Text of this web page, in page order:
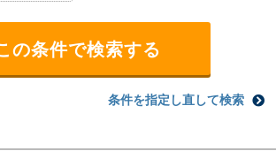
条件を指定し直して検索